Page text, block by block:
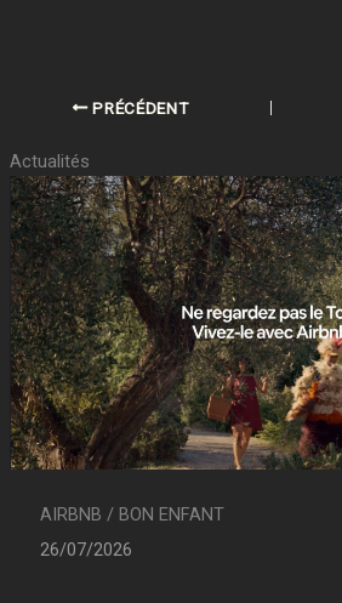
PRÉCÉDENT
Actualités
AIRBNB / BON ENFANT
26/07/2026